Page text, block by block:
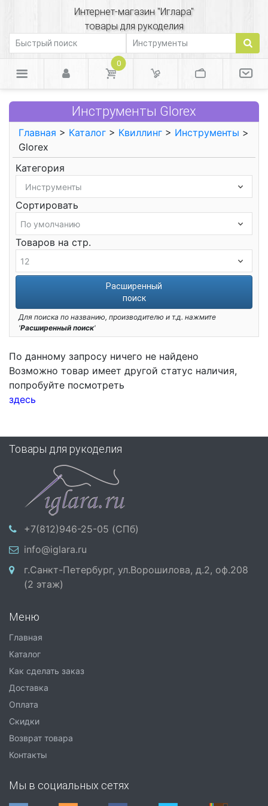
Интернет-магазин "Иглара"
товары для рукоделия
0
Инструменты Glorex
Главная > Каталог > Квиллинг > Инструменты >
Glorex
Категория
Сортировать
Товаров на стр.
Расширенный
поиск
Для поиска по названию, производителю и т.д. нажмите
'Расширенный поиск'
По данному запросу ничего не найдено
Возможно товар имеет другой статус наличия,
попробуйте посмотреть
здесь
Товары для рукоделия
+7(812)946-25-05 (СПб)
info@iglara.ru
г.Санкт-Петербург, ул.Ворошилова, д.2, оф.208
(2 этаж)
Меню
Главная
Каталог
Как сделать заказ
Доставка
Оплата
Скидки
Возврат товара
Контакты
Мы в социальных сетях